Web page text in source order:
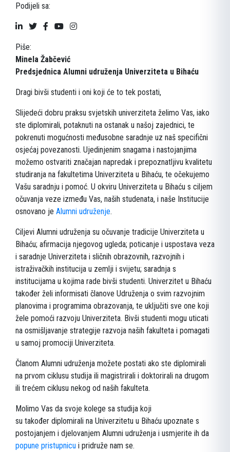
Podijeli sa:
Piše:
Minela Žabčević
Predsjednica Alumni udruženja Univerziteta u Bihaću
Dragi bivši studenti i oni koji će to tek postati,
Slijedeći dobru praksu svjetskih univerziteta želimo Vas, iako
ste diplomirali, potaknuti na ostanak u našoj zajednici, te
pokrenuti mogućnosti međusobne saradnje uz naš specifični
osjećaj povezanosti. Ujedinjenim snagama i nastojanjima
možemo ostvariti značajan napredak i prepoznatljivu kvalitetu
studiranja na fakultetima Univerziteta u Bihaću, te očekujemo
Vašu saradnju i pomoć. U okviru Univerziteta u Bihaću s ciljem
očuvanja veze između Vas, naših studenata, i naše Institucije
osnovano je Alumni udruženje.
Ciljevi Alumni udruženja su očuvanje tradicije Univerziteta u
Bihaću; afirmacija njegovog ugleda; poticanje i uspostava veza
i saradnje Univerziteta i sličnih obrazovnih, razvojnih i
istraživačkih institucija u zemlji i svijetu; saradnja s
institucijama u kojima rade bivši studenti. Univerzitet u Bihaću
također želi informisati članove Udruženja o svim razvojnim
planovima i programima obrazovanja, te uključiti sve one koji
žele pomoći razvoju Univerziteta. Bivši studenti mogu uticati
na osmišljavanje strategije razvoja naših fakulteta i pomagati
u samoj promociji Univerziteta.
Članom Alumni udruženja možete postati ako ste diplomirali
na prvom ciklusu studija ili magistrirali i doktorirali na drugom
ili trećem ciklusu nekog od naših fakulteta.
Molimo Vas da svoje kolege sa studija koji
su također diplomirali na Univerzitetu u Bihaću upoznate s
postojanjem i djelovanjem Alumni udruženja i usmjerite ih da
popune pristupnicu i pridruže nam se.